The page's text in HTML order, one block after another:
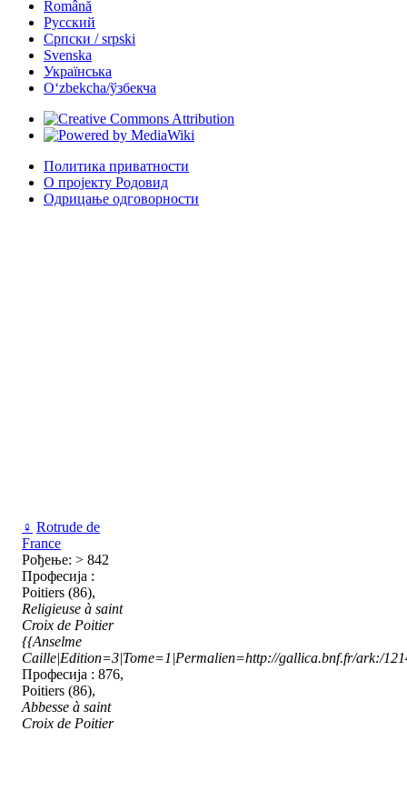
♀ Rotrude de
France
Рођење: > 842
Професија :
Poitiers (86),
Religieuse à saint
Croix de Poitier
{{Anselme
Caille|Edition=3|Tome=1|Permalien=http://gallica.bnf.fr/ark:/
Професија : 876,
Poitiers (86),
Abbesse à saint
Croix de Poitier
Română
Русский
Српски / srpski
Svenska
Українська
Oʻzbekcha/ўзбекча
Политика приватности
О пројекту Родовид
Одрицање одговорности